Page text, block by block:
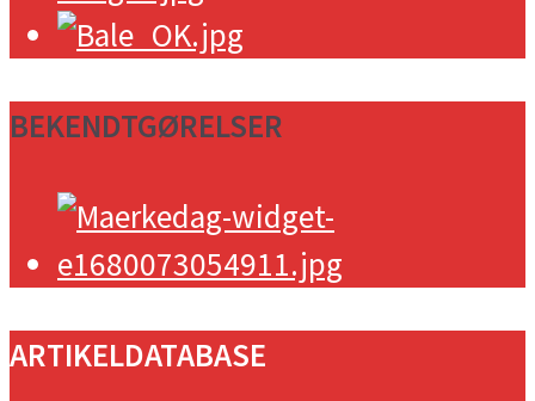
BEKENDTGØRELSER
ARTIKELDATABASE